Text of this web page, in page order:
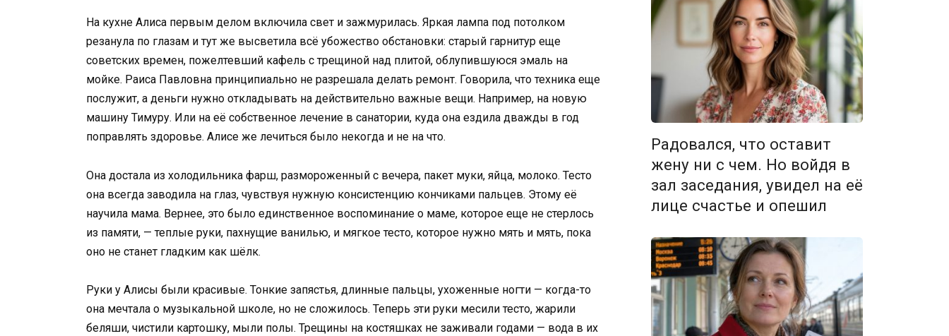
На кухне Алиса первым делом включила свет и зажмурилась. Яркая лампа под потолком
резанула по глазам и тут же высветила всё убожество обстановки: старый гарнитур еще
советских времен, пожелтевший кафель с трещиной над плитой, облупившуюся эмаль на
мойке. Раиса Павловна принципиально не разрешала делать ремонт. Говорила, что техника еще
послужит, а деньги нужно откладывать на действительно важные вещи. Например, на новую
машину Тимуру. Или на её собственное лечение в санатории, куда она ездила дважды в год
поправлять здоровье. Алисе же лечиться было некогда и не на что.
Она достала из холодильника фарш, размороженный с вечера, пакет муки, яйца, молоко. Тесто
она всегда заводила на глаз, чувствуя нужную консистенцию кончиками пальцев. Этому её
научила мама. Вернее, это было единственное воспоминание о маме, которое еще не стерлось
из памяти, — теплые руки, пахнущие ванилью, и мягкое тесто, которое нужно мять и мять, пока
оно не станет гладким как шёлк.
Руки у Алисы были красивые. Тонкие запястья, длинные пальцы, ухоженные ногти — когда-то
она мечтала о музыкальной школе, но не сложилось. Теперь эти руки месили тесто, жарили
беляши, чистили картошку, мыли полы. Трещины на костяшках не заживали годами — вода в их
Радовался, что оставит
жену ни с чем. Но войдя в
зал заседания, увидел на её
лице счастье и опешил